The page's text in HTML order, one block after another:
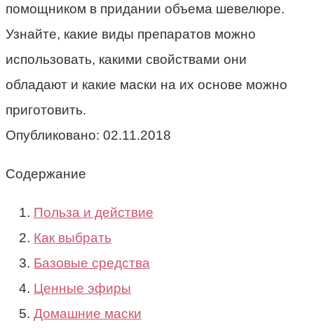
помощником в придании объема шевелюре.
Узнайте, какие виды препаратов можно
использовать, какими свойствами они
обладают и какие маски на их основе можно
приготовить.
Опубликовано: 02.11.2018
Содержание
Польза и действие
Как выбрать
Базовые средства
Ценные эфиры
Домашние маски